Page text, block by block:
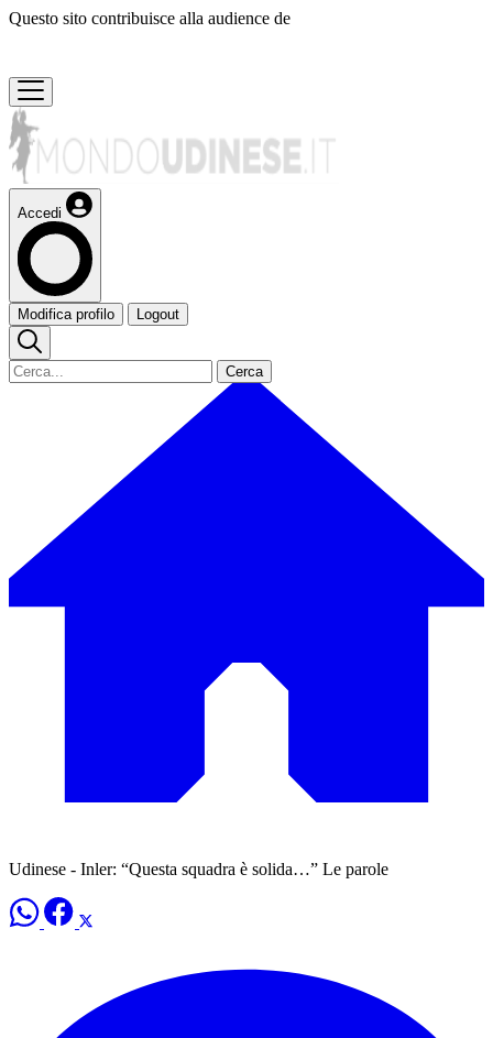
Questo sito contribuisce alla audience de
Accedi
Modifica profilo Logout
Cerca
Udinese - Inler: “Questa squadra è solida…” Le parole